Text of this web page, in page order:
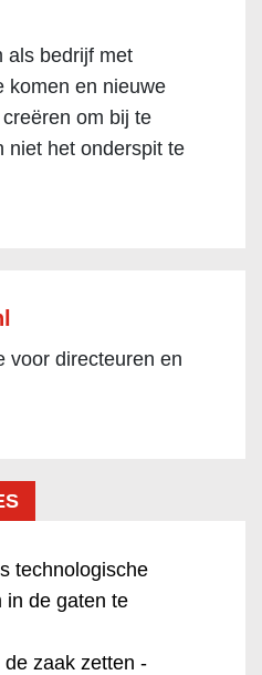
als bedrijf met
komen en nieuwe
om bij te
niet het onderspit te
voor directeuren en
technologische
in de gaten te
zaak zetten -